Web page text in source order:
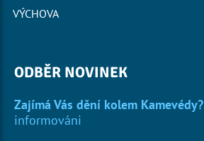
VÝCHOVA
ODBĚR NOVINEK
Zajímá Vás dění kolem Kamevédy?
informováni